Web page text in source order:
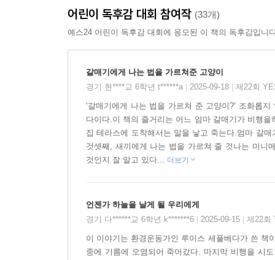
작품은 1996년 유럽 최고의 베스트셀러가 됐으며
모두 읽어볼 가치가 있는 훌륭한 이야기”(쥐트 도
어미를 잃은 새끼 갈매기에게 나는 법을 가르치다
한 갈매기가 함부르크 항구 근처의 북해에서 기
갈매기. 마지막 남은 힘을 다해 육지로 날아가
고양이 소르바스와 만나게 된다.
소르바스에게는 몹시 버거운 약속이었다. 그렇
최선을 다한다.
낯설고 힘든 상황에 부딪힌 소르바스는 항구의
어린이 독후감 대회 참여작 (33개)
예스24 어린이 독후감 대회에 응모된 이 책의 독후감입니
갈매기에게 나는 법을 가르쳐준 고양이
경기 현****교 6학년 t******a
2025-09-18 제22회
‘갈매기에게 나는 법을 가르쳐 준 고양이?‘ 조화롭
다이다.이 책의 줄거리는 어느 엄마 갈매기가 비행
집 테라스에 도착해서는 알을 낳고 죽는다.엄마 갈
것셋째, 새끼에게 나는 법을 가르쳐 줄 것나는 미니
것인지 잘 알고 있다... 더보기
언젠가 하늘을 날게 될 우리에게
경기 다******교 6학년 k*******6
2025-09-15 제22회
이 이야기는 환경운동가인 루이스 세풀베다가 쓴 책
중에 기름에 오염되어 죽어갔다. 마지막 비행을 시